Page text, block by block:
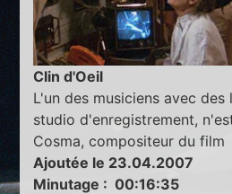
Clin d'Oeil
L'un des musiciens avec des
studio d'enregistrement,
Cosma, compositeur du film
Ajoutée le 23.04.2007
Minutage : 00:16:35